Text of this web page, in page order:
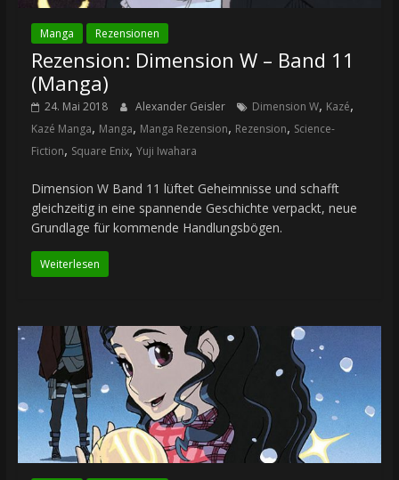
Manga Rezensionen
Rezension: Dimension W – Band 11
(Manga)
24. Mai 2018 Alexander Geisler Dimension W, Kazé,
Kazé Manga, Manga, Manga Rezension, Rezension, Science-
Fiction, Square Enix, Yuji Iwahara
Dimension W Band 11 lüftet Geheimnisse und schafft
gleichzeitig in eine spannende Geschichte verpackt, neue
Grundlage für kommende Handlungsbögen.
Weiterlesen